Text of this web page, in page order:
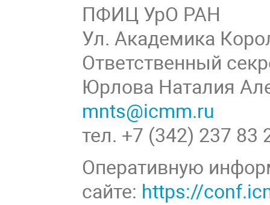
ПФИЦ УрО РАН
Ул. Академика
Ответственный
Юрлова Наталия
mnts@icmm.ru
тел. +7 (342) 237 83
Оперативную
сайте: https://